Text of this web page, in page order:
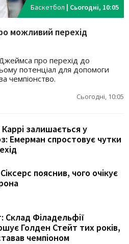
Баскетбол | Сьогодні, 10:05
можливий перехід
про перехід до
потенціал для допомоги
чемпіонство.
Сьогодні, 10:05
залишається у
Емерман спростовує чутки
пояснив, чого очікує
Склад Філадельфії
Голден Стейт тих років,
чемпіоном